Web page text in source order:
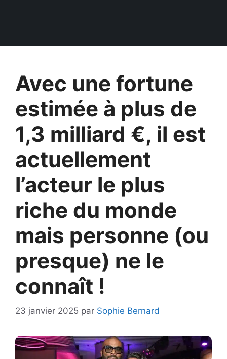
Avec une fortune
estimée à plus de
1,3 milliard €, il est
actuellement
l’acteur le plus
riche du monde
mais personne (ou
presque) ne le
connaît !
23 janvier 2025 par Sophie Bernard